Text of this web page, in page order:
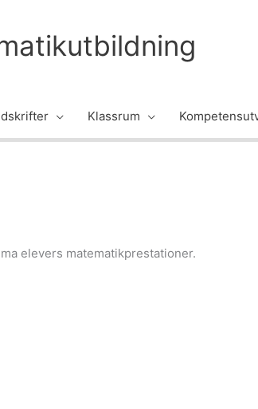
Klassrum
elevers matematik­prestationer.